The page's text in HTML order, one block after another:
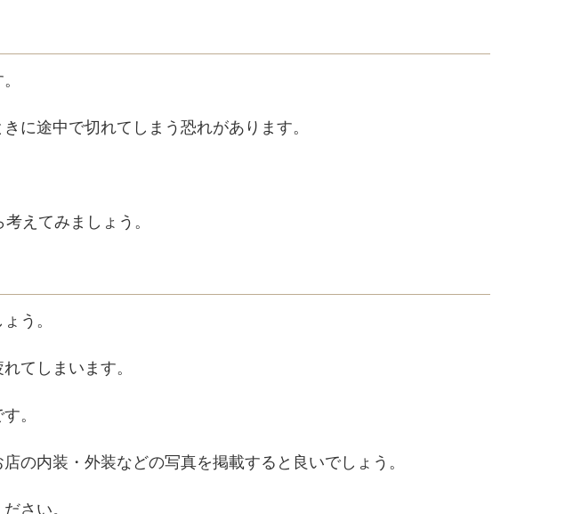
に途中で切れてしまう恐れがあります。
えてみましょう。
う。
てしまいます。
。
の内装・外装などの写真を掲載すると良いでしょう。
さい。